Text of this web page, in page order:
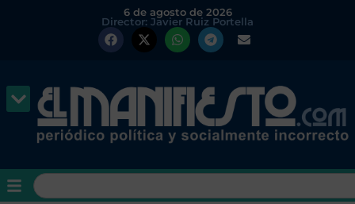
6 de agosto de 2026
Director: Javier Ruiz Portella